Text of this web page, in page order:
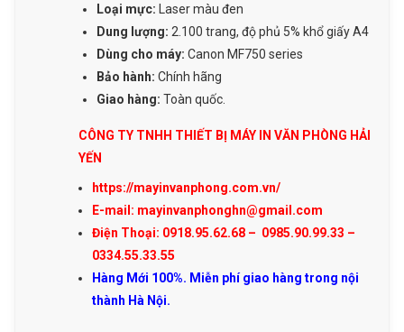
Loại mực: Laser màu đen
Dung lượng: 2.100 trang, độ phủ 5% khổ giấy A4
Dùng cho máy: Canon MF750 series
Bảo hành: Chính hãng
Giao hàng: Toàn quốc.
CÔNG TY TNHH THIẾT BỊ MÁY IN VĂN PHÒNG HẢI
YẾN
https://mayinvanphong.com.vn/
E-mail: mayinvanphonghn@gmail.com
Điện Thoại: 0918.95.62.68 – 0985.90.99.33 –
0334.55.33.55
Hàng Mới 100%. Miễn phí giao hàng trong nội
thành Hà Nội.